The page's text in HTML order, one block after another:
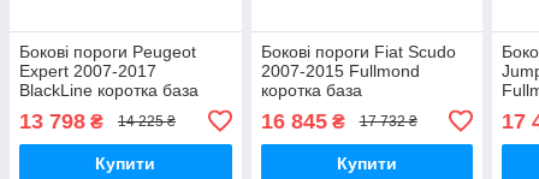
Бокові пороги Peugeot
Expert 2007-2017
BlackLine коротка база
13 798 ₴ 14 225 ₴
Купити
Бокові пороги Fiat Scudo
2007-2015 Fullmond
коротка база
16 845₴ 17 732 ₴
Купити
17